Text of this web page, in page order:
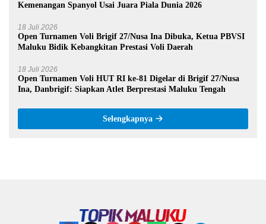
Kemenangan Spanyol Usai Juara Piala Dunia 2026
18 Juli 2026
Open Turnamen Voli Brigif 27/Nusa Ina Dibuka, Ketua PBVSI
Maluku Bidik Kebangkitan Prestasi Voli Daerah
18 Juli 2026
Open Turnamen Voli HUT RI ke-81 Digelar di Brigif 27/Nusa
Ina, Danbrigif: Siapkan Atlet Berprestasi Maluku Tengah
Selengkapnya